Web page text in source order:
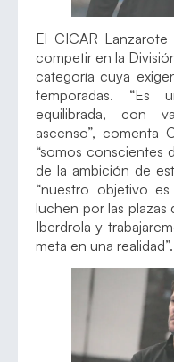
El CICAR
competir en la
categoría cuya
temporadas.
equilibrada, con
ascenso”, comenta
“somos conscientes
de la ambición de
“nuestro objetivo
luchen por las plazas
Iberdrola y
meta en una realidad”.